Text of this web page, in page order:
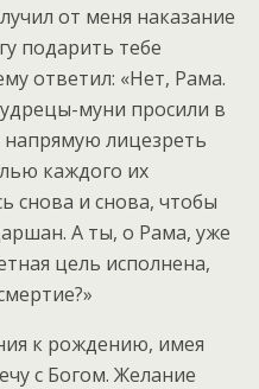
от меня наказание
подарить тебе
ответил: «Нет, Рама.
муни просили в
лицезреть
каждого их
снова и снова, чтобы
А ты, о Рама, уже
цель исполнена,
к рождению, имея
с Богом. Желание